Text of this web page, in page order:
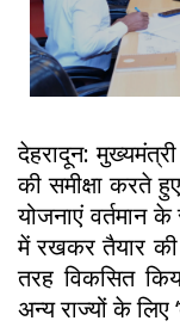
देहरादून:
की समीक्षा करते
योजनाएं वर्तमान
में रखकर तैयार
तरह विकसित
अन्य राज्यों के